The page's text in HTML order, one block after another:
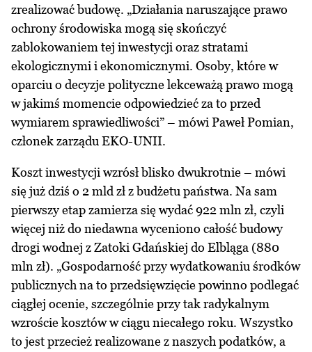
zrealizować budowę. „Działania naruszające prawo
ochrony środowiska mogą się skończyć
zablokowaniem tej inwestycji oraz stratami
ekologicznymi i ekonomicznymi. Osoby, które w
oparciu o decyzje polityczne lekceważą prawo mogą
w jakimś momencie odpowiedzieć za to przed
wymiarem sprawiedliwości” – mówi Paweł Pomian,
członek zarządu EKO-UNII.
Koszt inwestycji wzrósł blisko dwukrotnie – mówi
się już dziś o 2 mld zł z budżetu państwa. Na sam
pierwszy etap zamierza się wydać 922 mln zł, czyli
więcej niż do niedawna wyceniono całość budowy
drogi wodnej z Zatoki Gdańskiej do Elbląga (880
mln zł). „Gospodarność przy wydatkowaniu środków
publicznych na to przedsięwzięcie powinno podlegać
ciągłej ocenie, szczególnie przy tak radykalnym
wzroście kosztów w ciągu niecałego roku. Wszystko
to jest przecież realizowane z naszych podatków, a